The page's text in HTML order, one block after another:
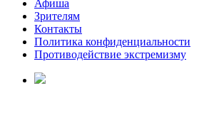
Афиша
Зрителям
Контакты
Политика конфиденциальности
Противодействие экстремизму